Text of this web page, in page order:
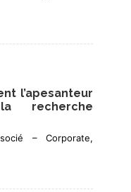
l’apesanteur
recherche
– Corporate,